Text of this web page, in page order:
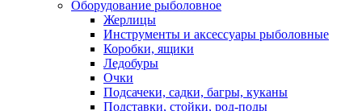
Оборудование рыболовное
Жерлицы
Инструменты и аксессуары рыболовные
Коробки, ящики
Ледобуры
Очки
Подсачеки, садки, багры, куканы
Подставки, стойки, род-поды